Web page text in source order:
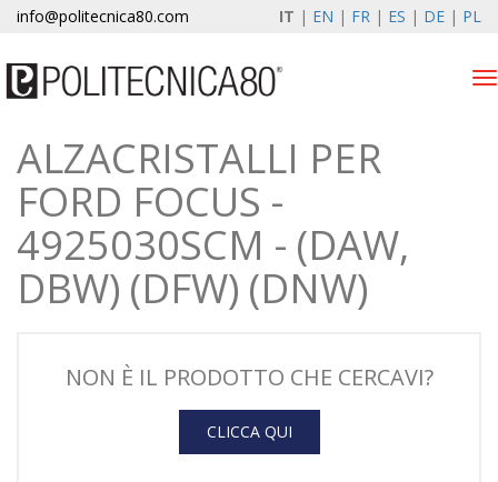
info@politecnica80.com IT | EN | FR | ES | DE | PL
domenica 9 agosto 2026
Alzacristalli elettrici
Registrazione garanzia
Azienda
Area Clienti
ALZACRISTALLI PER
FORD FOCUS -
4925030SCM - (DAW,
DBW) (DFW) (DNW)
NON È IL PRODOTTO CHE CERCAVI?
CLICCA QUI